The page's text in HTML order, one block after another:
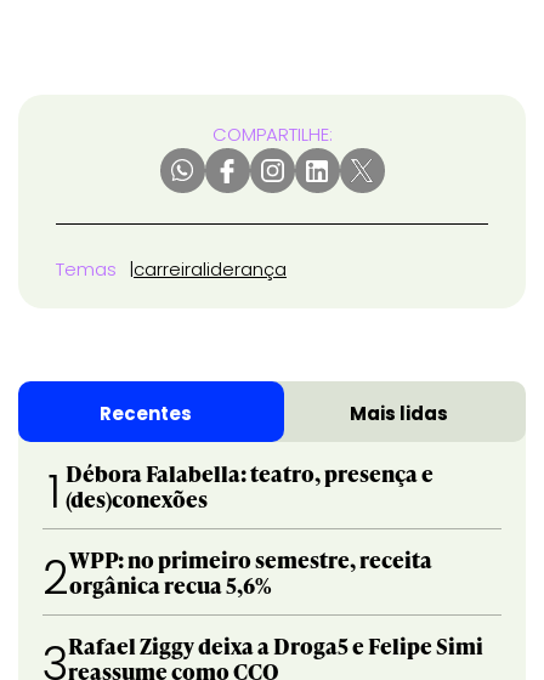
COMPARTILHE:
Temas carreiraliderança
Recentes Mais lidas
1 Débora Falabella: teatro, presença e
(des)conexões
2WPP: no primeiro semestre, receita
orgânica recua 5,6%
3Rafael Ziggy deixa a Droga5 e Felipe Simi
reassume como CCO